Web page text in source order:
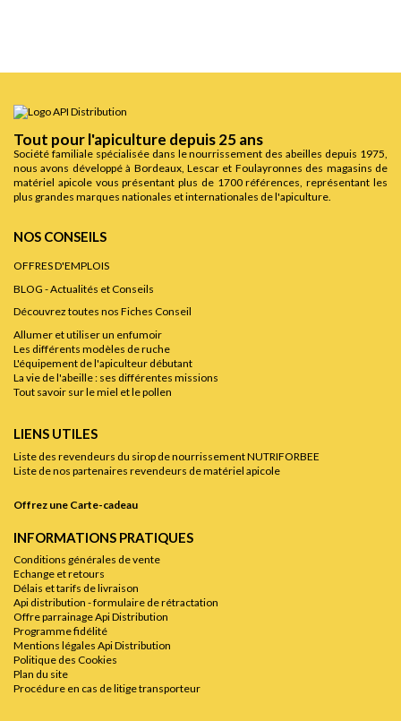
Tout pour l'apiculture depuis 25 ans
Société familiale spécialisée dans le nourrissement des abeilles depuis 1975,
nous avons développé à Bordeaux, Lescar et Foulayronnes des magasins de
matériel apicole vous présentant plus de 1700 références, représentant les
plus grandes marques nationales et internationales de l'apiculture.
NOS CONSEILS
OFFRES D'EMPLOIS
BLOG - Actualités et Conseils
Découvrez toutes nos Fiches Conseil
Allumer et utiliser un enfumoir
Les différents modèles de ruche
L'équipement de l'apiculteur débutant
La vie de l'abeille : ses différentes missions
Tout savoir sur le miel et le pollen
LIENS UTILES
Liste des revendeurs du sirop de nourrissement NUTRIFORBEE
Liste de nos partenaires revendeurs de matériel apicole
Offrez une Carte-cadeau
INFORMATIONS PRATIQUES
Conditions générales de vente
Echange et retours
Délais et tarifs de livraison
Api distribution - formulaire de rétractation
Offre parrainage Api Distribution
Programme fidélité
Mentions légales Api Distribution
Politique des Cookies
Plan du site
Procédure en cas de litige transporteur